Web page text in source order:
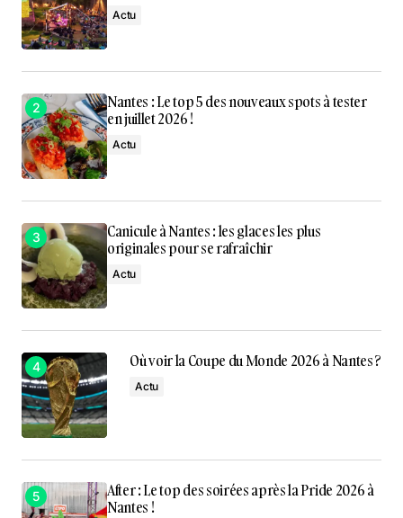
Actu
Nantes : Le top 5 des nouveaux spots à tester
en juillet 2026 !
Actu
Canicule à Nantes : les glaces les plus
originales pour se rafraîchir
Actu
Où voir la Coupe du Monde 2026 à Nantes ?
Actu
After : Le top des soirées après la Pride 2026 à
Nantes !